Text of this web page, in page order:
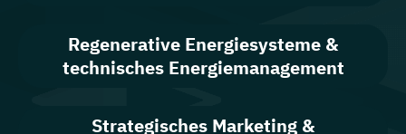
Regenerative Energiesysteme &
technisches Energiemanagement
Strategisches Marketing &